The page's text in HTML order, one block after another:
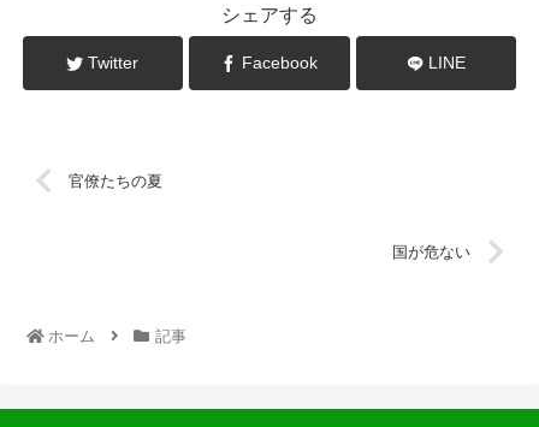
シェアする
Twitter Facebook LINE
官僚たちの夏
国が危ない
ホーム 記事